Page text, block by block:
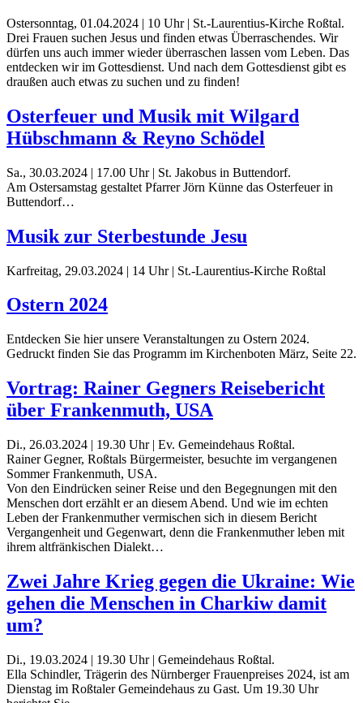
Ostersonntag, 01.04.2024 | 10 Uhr | St.-Laurentius-Kirche Roßtal.
Drei Frauen suchen Jesus und finden etwas Überraschendes. Wir
dürfen uns auch immer wieder überraschen lassen vom Leben. Das
entdecken wir im Gottesdienst. Und nach dem Gottesdienst gibt es
draußen auch etwas zu suchen und zu finden!
Osterfeuer und Musik mit Wilgard
Hübschmann & Reyno Schödel
Sa., 30.03.2024 | 17.00 Uhr | St. Jakobus in Buttendorf.
Am Ostersamstag gestaltet Pfarrer Jörn Künne das Osterfeuer in
Buttendorf…
Musik zur Sterbestunde Jesu
Karfreitag, 29.03.2024 | 14 Uhr | St.-Laurentius-Kirche Roßtal
Ostern 2024
Entdecken Sie hier unsere Veranstaltungen zu Ostern 2024.
Gedruckt finden Sie das Programm im Kirchenboten März, Seite 22.
Vortrag: Rainer Gegners Reisebericht
über Frankenmuth, USA
Di., 26.03.2024 | 19.30 Uhr | Ev. Gemeindehaus Roßtal.
Rainer Gegner, Roßtals Bürgermeister, besuchte im vergangenen
Sommer Frankenmuth, USA.
Von den Eindrücken seiner Reise und den Begegnungen mit den
Menschen dort erzählt er an diesem Abend. Und wie im echten
Leben der Frankenmuther vermischen sich in diesem Bericht
Vergangenheit und Gegenwart, denn die Frankenmuther leben mit
ihrem altfränkischen Dialekt…
Zwei Jahre Krieg gegen die Ukraine: Wie
gehen die Menschen in Charkiw damit
um?
Di., 19.03.2024 | 19.30 Uhr | Gemeindehaus Roßtal.
Ella Schindler, Trägerin des Nürnberger Frauenpreises 2024, ist am
Dienstag im Roßtaler Gemeindehaus zu Gast. Um 19.30 Uhr